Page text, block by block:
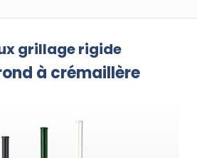
grillage rigide
à crémaillère